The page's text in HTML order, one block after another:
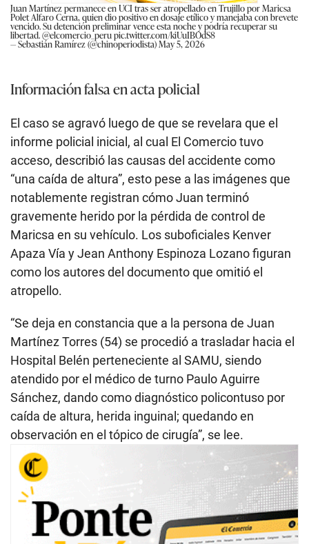
Juan Martínez permanece en UCI tras ser atropellado en Trujillo por Maricsa
Polet Alfaro Cerna, quien dio positivo en dosaje etílico y manejaba con brevete
vencido. Su detención preliminar vence esta noche y podría recuperar su
libertad.@elcomercio_perupic.twitter.com/kiUuIBOdS8
— Sebastián Ramírez (@chinoperiodista)May 5, 2026
Información falsa en acta policial
El caso se agravó luego de que se revelara que el
informe policial inicial, al cual El Comercio tuvo
acceso, describió las causas del accidente como
“una caída de altura”, esto pese a las imágenes que
notablemente registran cómo Juan terminó
gravemente herido por la pérdida de control de
Maricsa en su vehículo. Los suboficiales Kenver
Apaza Vía y Jean Anthony Espinoza Lozano figuran
como los autores del documento que omitió el
atropello.
“Se deja en constancia que a la persona de Juan
Martínez Torres (54) se procedió a trasladar hacia el
Hospital Belén perteneciente al SAMU, siendo
atendido por el médico de turno Paulo Aguirre
Sánchez, dando como diagnóstico policontuso por
caída de altura, herida inguinal; quedando en
observación en el tópico de cirugía”, se lee.